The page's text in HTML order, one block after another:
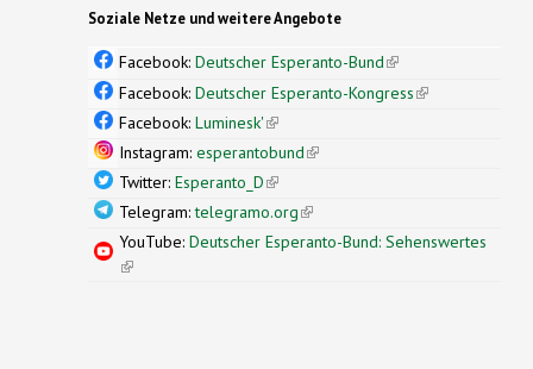
Soziale Netze und weitere Angebote
Facebook: Deutscher Esperanto-Bund(link is
external)
Facebook: Deutscher Esperanto-Kongress(link is
Facebook: Luminesk'(link is external)
Instagram: esperantobund(link is external)
Twitter: Esperanto_D(link is external)
Telegram:telegramo.org(link is external)
YouTube: Deutscher Esperanto-Bund: Sehenswertes
(link is external)